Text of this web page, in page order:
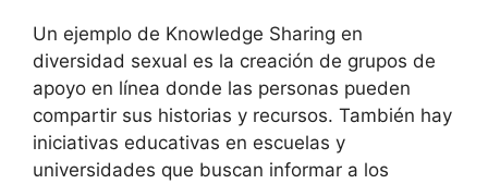
Un ejemplo de Knowledge Sharing en
diversidad sexual es la creación de grupos de
apoyo en línea donde las personas pueden
compartir sus historias y recursos. También hay
iniciativas educativas en escuelas y
universidades que buscan informar a los